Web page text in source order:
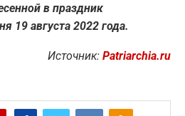
в праздник
19 августа 2022 года.
Источник: Patriarchia.ru